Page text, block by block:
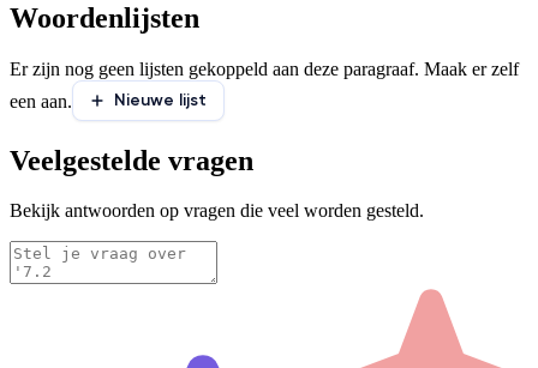
Woordenlijsten
Er zijn nog geen lijsten gekoppeld aan deze paragraaf. Maak er zelf
een aan.
Nieuwe lijst
Veelgestelde vragen
Bekijk antwoorden op vragen die veel worden gesteld.